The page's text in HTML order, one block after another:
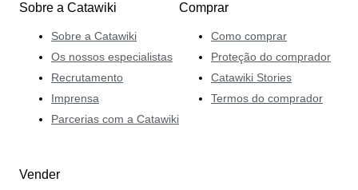
Sobre a Catawiki
Sobre a Catawiki
Os nossos especialistas
Recrutamento
Imprensa
Parcerias com a Catawiki
Comprar
Como comprar
Proteção do comprador
Catawiki Stories
Termos do comprador
Vender